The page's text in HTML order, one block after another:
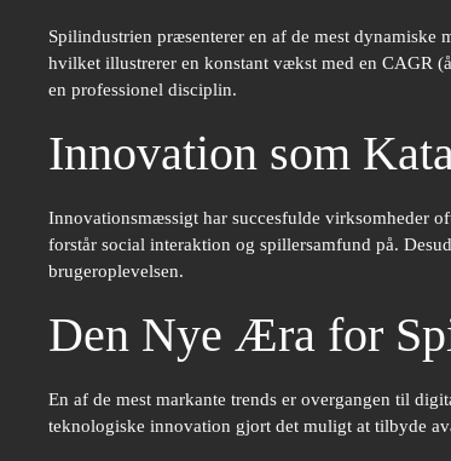
Spilindustrien præsenterer en af de mest
hvilket illustrerer en konstant vækst med en CAGR
en professionel disciplin.
Innovation som
Innovationsmæssigt har succesfulde virksomheder
forstår social interaktion og spillersamfund på.
brugeroplevelsen.
Den Nye Æra for
En af de mest markante trends er overgangen til
teknologiske innovation gjort det muligt at tilbyde